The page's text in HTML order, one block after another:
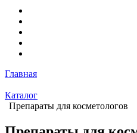
Главная
Каталог
Препараты для косметологов